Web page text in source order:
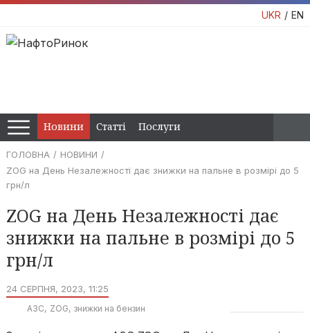
UKR EN
Новини Статті Послуги
ГОЛОВНА
НОВИНИ
ZOG на День Незалежності дає знижки на пальне в розмірі до 5
грн/л
ZOG на День Незалежності дає
знижки на пальне в розмірі до 5
грн/л
24 СЕРПНЯ, 2023, 11:25
АЗС ZOG знижки на бензин